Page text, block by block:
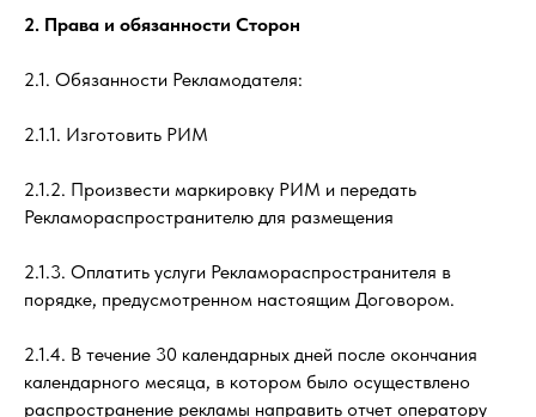
2. Права и обязанности Сторон
2.1. Обязанности Рекламодателя:
2.1.1. Изготовить РИМ
2.1.2. Произвести маркировку РИМ и передать
Рекламораспространителю для размещения
2.1.3. Оплатить услуги Рекламораспространителя в
порядке, предусмотренном настоящим Договором.
2.1.4. В течение 30 календарных дней после окончания
календарного месяца, в котором было осуществлено
распространение рекламы направить отчет оператору